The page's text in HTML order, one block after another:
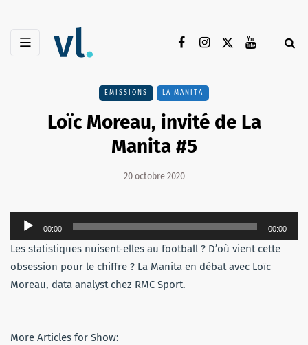
EMISSIONS LA MANITA
Loïc Moreau, invité de La
Manita #5
20 octobre 2020
Lecteur
audio
00:00 00:00
Les statistiques nuisent-elles au football ? D’où vient cette
obsession pour le chiffre ? La Manita en débat avec Loïc
Moreau, data analyst chez RMC Sport.
More Articles for Show: